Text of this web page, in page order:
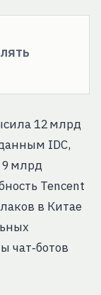
12 млрд
IDC,
9 млрд
Tencent
в Китае
чат‑ботов